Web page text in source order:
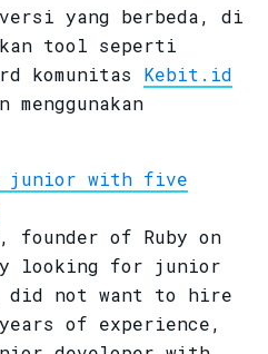
yang berbeda, di
tool seperti
komunitas Kebit.id
menggunakan
junior with five
founder of Ruby on
looking for junior
not want to hire
of experience,